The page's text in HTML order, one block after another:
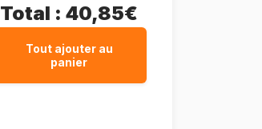
Total : 40,85€
Tout ajouter au
panier